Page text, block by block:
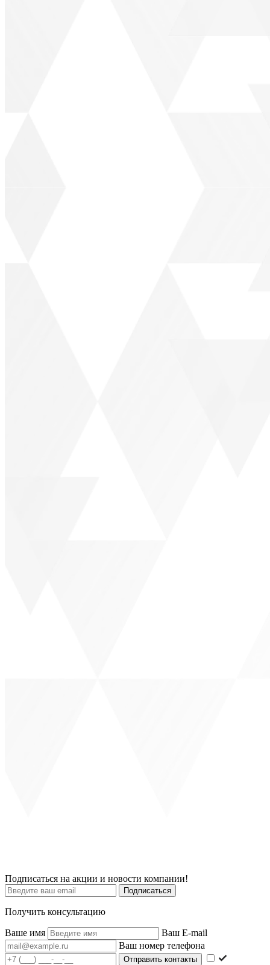
Подписаться на акции и новости компании!
Подписаться
Получить консультацию
Ваше имя
Ваш E-mail
Ваш номер телефона